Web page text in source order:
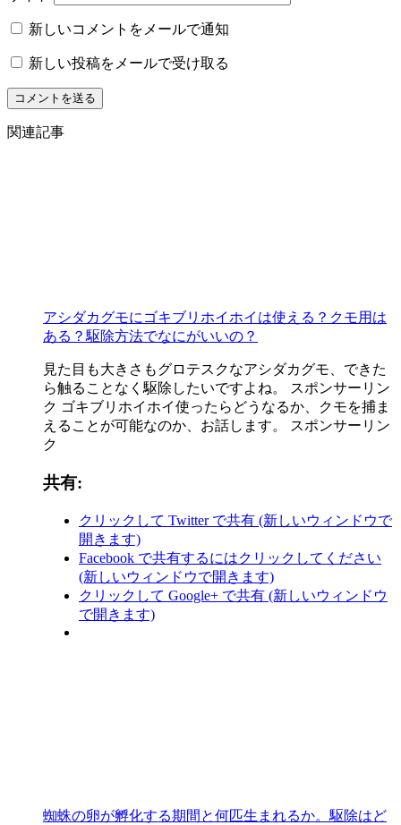
新しいコメントをメールで通知
新しい投稿をメールで受け取る
関連記事
アシダカグモにゴキブリホイホイは使える？クモ用は
ある？駆除方法でなにがいいの？
見た目も大きさもグロテスクなアシダカグモ、できた
ら触ることなく駆除したいですよね。 スポンサーリン
ク ゴキブリホイホイ使ったらどうなるか、クモを捕ま
えることが可能なのか、お話します。 スポンサーリン
ク
共有:
クリックして Twitter で共有 (新しいウィンドウで
開きます)
Facebook で共有するにはクリックしてください
(新しいウィンドウで開きます)
クリックして Google+ で共有 (新しいウィンドウ
で開きます)
蜘蛛の卵が孵化する期間と何匹生まれるか。駆除はど